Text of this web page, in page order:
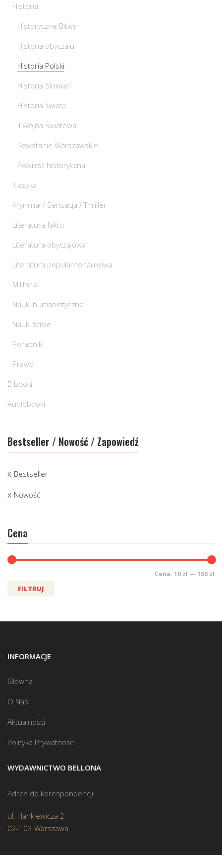
Historia
Historyczne Bitwy
Historia obyczaju
Historia Polski
Historia Słowian
Historia świata
II Wojna Światowa
Powstanie Warszawskie
Powieść historyczna
Klasyka
Kryminał / Sensacja / Thriller
Literatura faktu
Literatura obyczajowa
Literatura popularnonaukowa
Militaria
Nauki humanistyczne
Nauki ścisłe
Poradniki
Prawo
E-booki
Audiobooki
Bestseller / Nowość / Zapowiedź
Bestseller
Nowość
Cena
FILTRUJ
Cena: 10 zł — 150 zł
INFORMACJE
Główna
O Nas
Aktualności
Polityka Prywatności
WYDAWNICTWO BELLONA
Adres do korespondencji
ul. Hankiewicza 2
02-103 Warszawa